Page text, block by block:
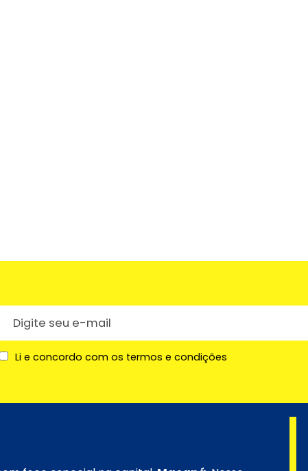
Li e concordo com os termos e condições